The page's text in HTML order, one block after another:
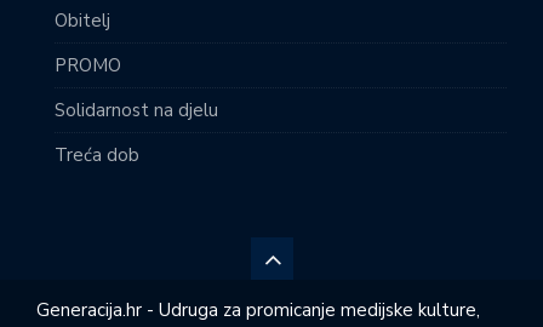
Obitelj
PROMO
Solidarnost na djelu
Treća dob
Generacija.hr - Udruga za promicanje medijske kulture,